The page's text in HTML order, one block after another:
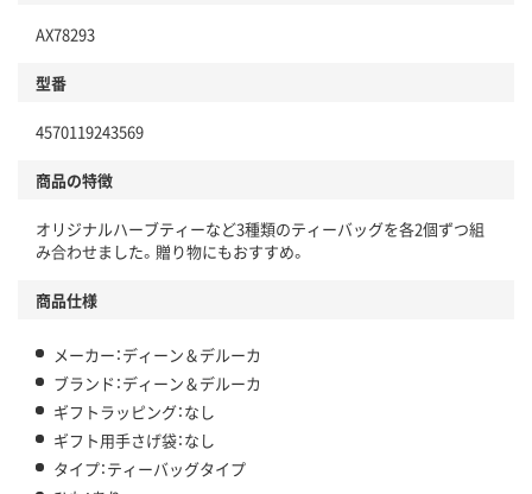
AX78293
型番
4570119243569
商品の特徴
オリジナルハーブティーなど3種類のティーバッグを各2個ずつ組
み合わせました。贈り物にもおすすめ。
商品仕様
メーカー：ディーン＆デルーカ
ブランド：ディーン＆デルーカ
ギフトラッピング：なし
ギフト用手さげ袋：なし
タイプ：ティーバッグタイプ